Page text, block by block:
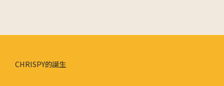
CHRISPY的誕生